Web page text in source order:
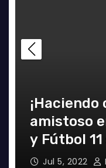
amistoso
y Fútbol
La Florida
Jul 5, 2022